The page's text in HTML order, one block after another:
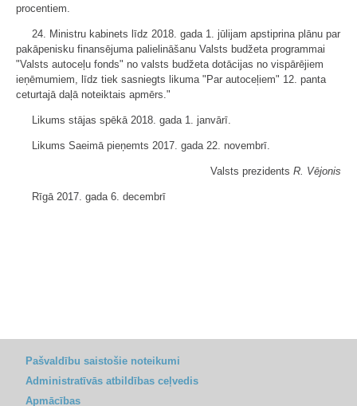
procentiem.
24. Ministru kabinets līdz 2018. gada 1. jūlijam apstiprina plānu par
pakāpenisku finansējuma palielināšanu Valsts budžeta programmai
"Valsts autoceļu fonds" no valsts budžeta dotācijas no vispārējiem
ieņēmumiem, līdz tiek sasniegts likuma "Par autoceļiem" 12. panta
ceturtajā daļā noteiktais apmērs."
Likums stājas spēkā 2018. gada 1. janvārī.
Likums Saeimā pieņemts 2017. gada 22. novembrī.
Valsts prezidents R. Vējonis
Rīgā 2017. gada 6. decembrī
Pašvaldību saistošie noteikumi
Administratīvās atbildības ceļvedis
Apmācības